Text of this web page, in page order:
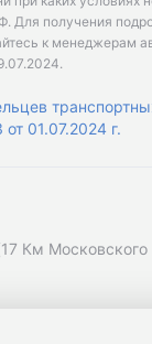
Для получения
к менеджерам
.
01.07.2024 г.
Км